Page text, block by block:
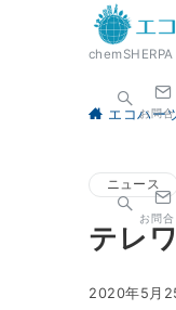
お問
お問
エコハー
ニュース
テレ
2020年5月